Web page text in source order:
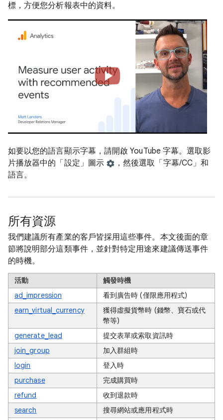
標，方便您分析報表中的資料。
如要以您的語言顯示字幕，請開啟 YouTube 字幕。選取影
片播放器中的「設定」圖示
，然後選取「字幕/CC」和
語言。
所有資源
我們建議所有產業的客戶皆採用這些事件。本文後面的章
節將說明部分這類事件，並針對特定用途來建議傳送事件
的時機。
活動
觸發時機
ad_impression
看到廣告時 (僅限應用程式)
earn_virtual_currency
獲得虛擬貨幣時 (錢幣、寶石或代
幣等)
generate_lead
提交表單或索取資訊時
join_group
加入群組時
login
登入時
purchase
完成購買時
refund
收到退款時
search
搜尋網站或應用程式時